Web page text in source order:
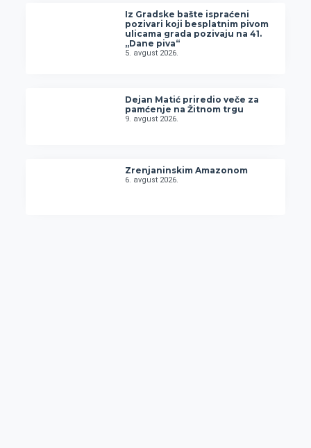
Iz Gradske bašte ispraćeni
pozivari koji besplatnim pivom
ulicama grada pozivaju na 41.
„Dane piva“
5. avgust 2026.
Dejan Matić priredio veče za
pamćenje na Žitnom trgu
9. avgust 2026.
Zrenjaninskim Amazonom
6. avgust 2026.